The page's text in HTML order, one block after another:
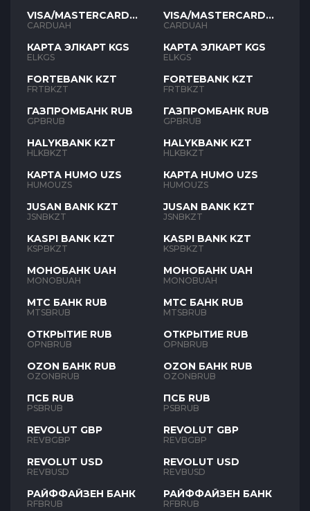
VISA/MASTERCARD
UAH
CARDUAH
КАРТА ЭЛКАРТ KGS
ELKGS
FORTEBANK KZT
FRTBKZT
ГАЗПРОМБАНК RUB
GPBRUB
HALYKBANK KZT
HLKBKZT
КАРТА HUMO UZS
HUMOUZS
JUSAN BANK KZT
JSNBKZT
KASPI BANK KZT
KSPBKZT
МОНОБАНК UAH
MONOBUAH
МТС БАНК RUB
MTSBRUB
ОТКРЫТИЕ RUB
OPNBRUB
OZON БАНК RUB
OZONBRUB
ПСБ RUB
PSBRUB
REVOLUT GBP
REVBGBP
REVOLUT USD
REVBUSD
РАЙФФАЙЗЕН БАНК
RFBRUB
VISA/MASTERCARD
UAH
CARDUAH
КАРТА ЭЛКАРТ KGS
ELKGS
FORTEBANK KZT
FRTBKZT
ГАЗПРОМБАНК RUB
GPBRUB
HALYKBANK KZT
HLKBKZT
КАРТА HUMO UZS
HUMOUZS
JUSAN BANK KZT
JSNBKZT
KASPI BANK KZT
KSPBKZT
МОНОБАНК UAH
MONOBUAH
МТС БАНК RUB
MTSBRUB
ОТКРЫТИЕ RUB
OPNBRUB
OZON БАНК RUB
OZONBRUB
ПСБ RUB
PSBRUB
REVOLUT GBP
REVBGBP
REVOLUT USD
REVBUSD
РАЙФФАЙЗЕН БАНК
RFBRUB